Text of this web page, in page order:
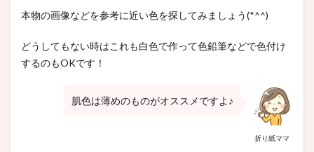
本物の画像などを参考に近い色を探してみましょう(*^^)
どうしてもない時はこれも白色で作って色鉛筆などで色付け
するのもOKです！
折り紙ママ
肌色は薄めのものがオススメですよ♪